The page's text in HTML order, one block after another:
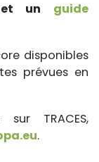
et un
guide
disponibles
prévues en
TRACES,
.